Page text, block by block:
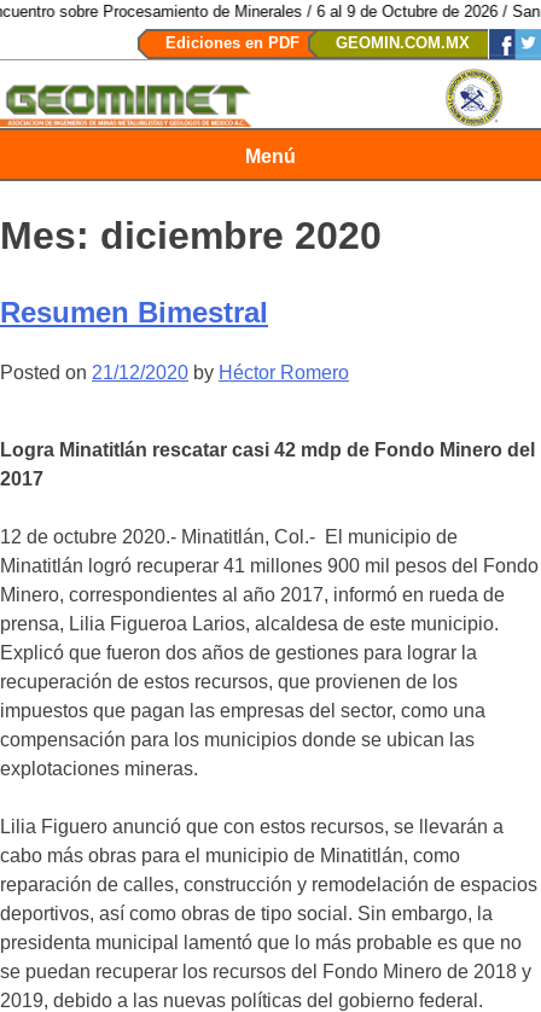
Procesamiento de Minerales / 6 al 9 de Octubre de 2026 / San Luis
Ediciones en PDF
GEOMIN.COM.MX
Menú
Mes: diciembre 2020
Resumen Bimestral
Posted on 21/12/2020 by Héctor Romero
Logra Minatitlán rescatar casi 42 mdp de Fondo Minero del
2017
12 de octubre 2020.- Minatitlán, Col.- El municipio de
Minatitlán logró recuperar 41 millones 900 mil pesos del Fondo
Minero, correspondientes al año 2017, informó en rueda de
prensa, Lilia Figueroa Larios, alcaldesa de este municipio.
Explicó que fueron dos años de gestiones para lograr la
recuperación de estos recursos, que provienen de los
impuestos que pagan las empresas del sector, como una
compensación para los municipios donde se ubican las
explotaciones mineras.
Lilia Figuero anunció que con estos recursos, se llevarán a
cabo más obras para el municipio de Minatitlán, como
reparación de calles, construcción y remodelación de espacios
deportivos, así como obras de tipo social. Sin embargo, la
presidenta municipal lamentó que lo más probable es que no
se puedan recuperar los recursos del Fondo Minero de 2018 y
2019, debido a las nuevas políticas del gobierno federal.